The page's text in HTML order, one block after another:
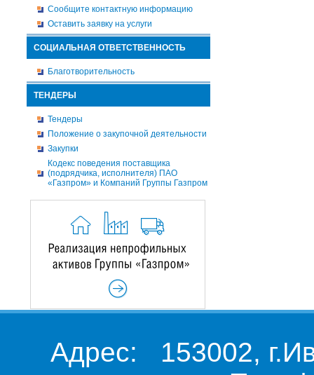
Сообщите контактную информацию
Оставить заявку на услуги
СОЦИАЛЬНАЯ ОТВЕТСТВЕННОСТЬ
Благотворительность
ТЕНДЕРЫ
Тендеры
Положение о закупочной деятельности
Закупки
Кодекс поведения поставщика
(подрядчика, исполнителя) ПАО
«Газпром» и Компаний Группы Газпром
Адрес: 153002,